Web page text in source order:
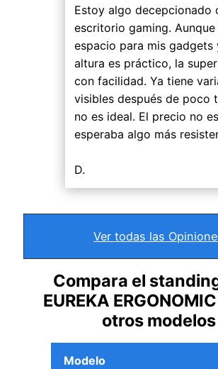
Estoy algo decepcionado
escritorio gaming.
espacio para mis gadgets
altura es práctico, la
con facilidad. Ya tiene
visibles después de poco
no es ideal. El precio no
esperaba algo más
D.
Ver todas las
Compara el
EUREKA
otros modelos
Modelo